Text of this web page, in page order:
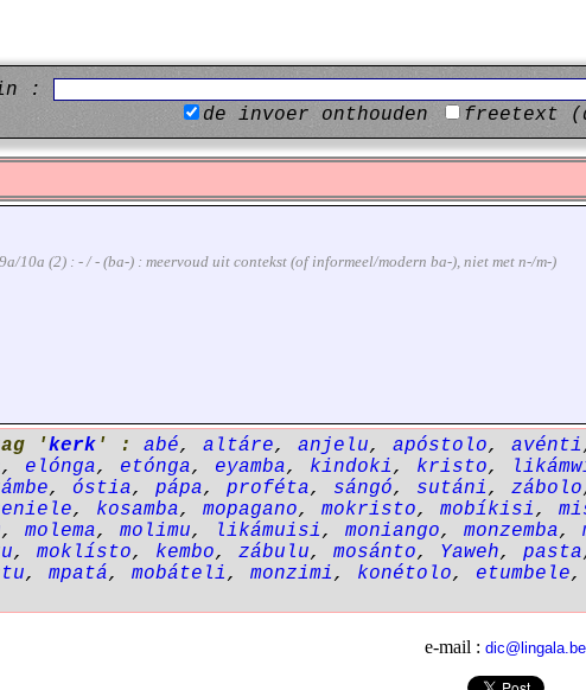
:
de invoer onthouden
freetext
10a (2) : - / - (ba-) : meervoud uit contekst (of informeel/modern ba-), niet met n-/m-)
'kerk ' : abé, altáre, anjelu, apóstolo, avénti
, elónga, etónga, eyamba, kindoki, kristo,
, óstia, pápa, proféta, sángó, sutáni, zábolo
, kosamba, mopagano, mokristo, mobíkisi,
, molema, molimu, likámuisi, moniango, monzemba,
, moklísto, kembo, zábulu, mosánto, Yaweh, pasta
, mpatá, mobáteli, monzimi, konétolo, etumbele,
e-mail : dic@lingala.be